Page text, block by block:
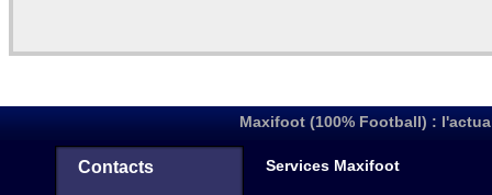
Maxifoot (100% Football) :
Contacts Services Maxifoot